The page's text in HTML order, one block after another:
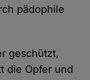
pädophile
geschützt,
die Opfer und